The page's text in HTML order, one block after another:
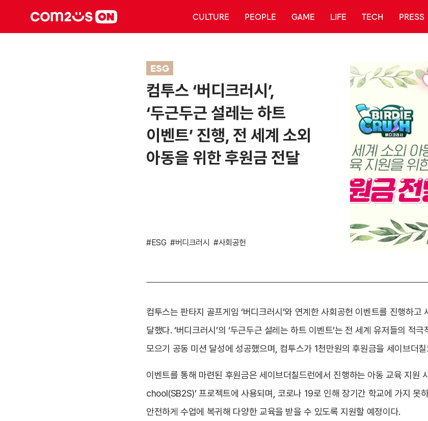
CULTURE PEOPLE GAME LIFE TECH PRESS
ESG
컴투스 ‘버디크러시’,
‘두근두근 설레는 하트
이벤트’ 진행, 전 세계 소외
아동을 위한 후원금 전달
#ESG #버디크러시 #사회공헌
컴투스는 판타지 골프게임 ‘버디크러시’와 연계한 사회공헌 이벤트를 진행하고
달했다. ‘버디크러시’의 ‘두근두근 설레는 하트 이벤트’는 전 세계 유저들의 적
모으기 공동 미션 달성에 성공했으며, 컴투스가 1천만원의 후원금을 세이브더
이벤트를 통해 마련된 후원금은 세이브더칠드런에서 진행하는 아동 교육 지원
chool(SB2S)’ 프로젝트에 사용되며, 코로나 19로 인해 장기간 학교에 가지 못
안전하게 수업에 복귀해 다양한 교육을 받을 수 있도록 지원할 예정이다.